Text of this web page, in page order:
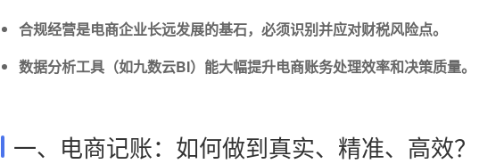
合规经营是电商企业长远发展的基石，必须识别并应对财税风险点。
数据分析工具（如九数云BI）能大幅提升电商账务处理效率和决策质量。
一、电商记账：如何做到真实、精准、高效？